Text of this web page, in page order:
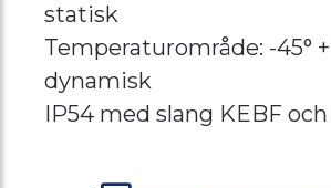
statisk
Temperaturområde: -45° +
dynamisk
IP54 med slang KEBF